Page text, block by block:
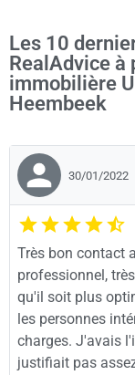
Les 10
RealAdvice à
immobilière
Heembeek
30/01/2022
Très bon contact
professionnel,
qu'il soit plus
les personnes
charges. J'avais
justifiait pas